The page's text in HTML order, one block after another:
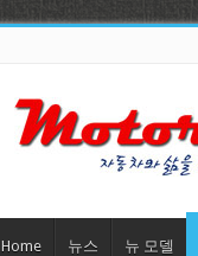
Home 뉴스 뉴 모델